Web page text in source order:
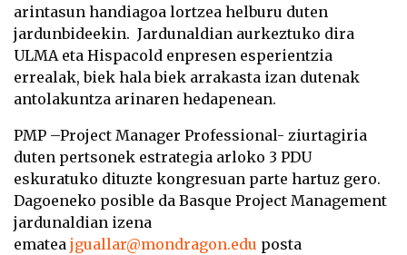
arintasun handiagoa lortzea helburu duten
jardunbideekin. Jardunaldian aurkeztuko dira
ULMA eta Hispacold enpresen esperientzia
errealak, biek hala biek arrakasta izan dutenak
antolakuntza arinaren hedapenean.
PMP –Project Manager Professional- ziurtagiria
duten pertsonek estrategia arloko 3 PDU
eskuratuko dituzte kongresuan parte hartuz gero.
Dagoeneko posible da Basque Project Management
jardunaldian izena
ematea jguallar@mondragon.edu posta